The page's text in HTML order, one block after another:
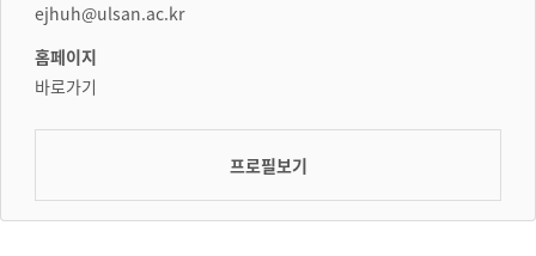
ejhuh@ulsan.ac.kr
홈페이지
바로가기
프로필보기